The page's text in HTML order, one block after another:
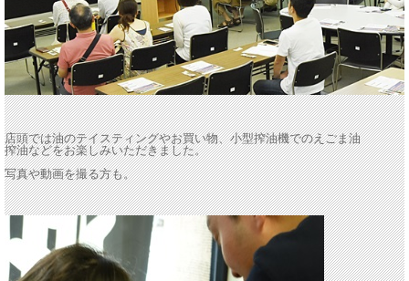
店頭では油のテイスティングやお買い物、小型搾油機でのえごま油
搾油などをお楽しみいただきました。
写真や動画を撮る方も。